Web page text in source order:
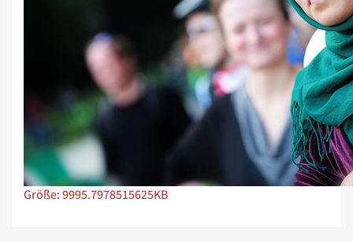
Zeige Bild in voller Größe…
Größe: 9995.7978515625KB